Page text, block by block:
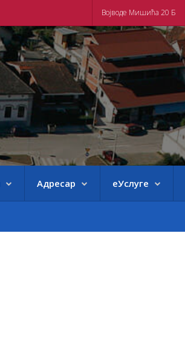
Војводе Мишића 20 Б
Адресар еУслуге